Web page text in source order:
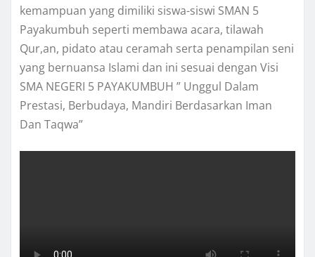
kemampuan yang dimiliki siswa-siswi SMAN 5
Payakumbuh seperti membawa acara, tilawah
Qur,an, pidato atau ceramah serta penampilan seni
yang bernuansa Islami dan ini sesuai dengan Visi
SMA NEGERI 5 PAYAKUMBUH ” Unggul Dalam
Prestasi, Berbudaya, Mandiri Berdasarkan Iman
Dan Taqwa”